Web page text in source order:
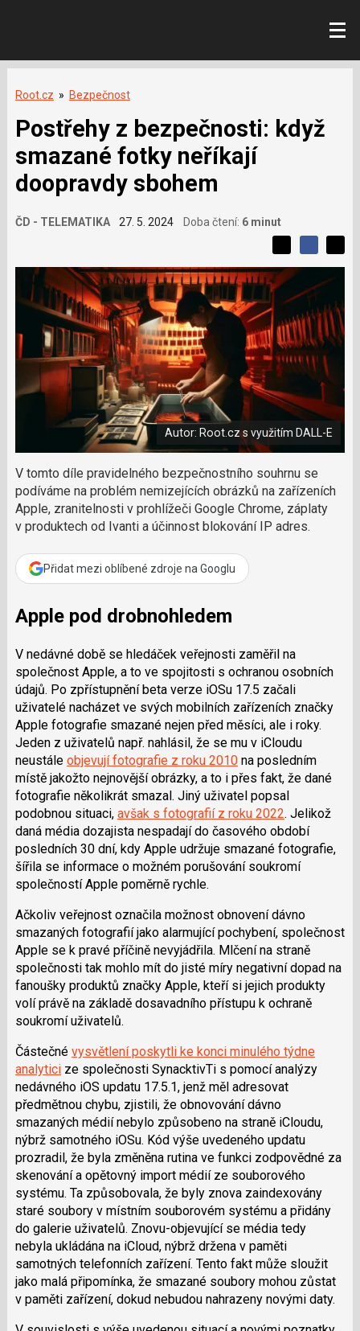
Root.cz » Bezpečnost
Postřehy z bezpečnosti: když
smazané fotky neříkají
doopravdy sbohem
ČD - TELEMATIKA 27. 5. 2024 Doba čtení: 6 minut
b
e
v
á
m
l
á
n
e
k
?
o
d
d
a
k
c
i
S
d
í
l
e
t
S
d
l
j
t
e
n
a
F
c
e
o
u
d
e
t
e
t
Autor: Root.cz s využitím DALL-E
V tomto díle pravidelného bezpečnostního souhrnu se
podíváme na problém nemizejících obrázků na zařízeních
Apple, zranitelnosti v prohlížeči Google Chrome, záplaty
v produktech od Ivanti a účinnost blokování IP adres.
Přidat mezi oblíbené zdroje na Googlu
Apple pod drobnohledem
V nedávné době se hledáček veřejnosti zaměřil na
společnost Apple, a to ve spojitosti s ochranou osobních
údajů. Po zpřístupnění beta verze iOSu 17.5 začali
uživatelé nacházet ve svých mobilních zařízeních značky
Apple fotografie smazané nejen před měsíci, ale i roky.
Jeden z uživatelů např. nahlásil, že se mu v iCloudu
neustále objevují fotografie z roku 2010na posledním
místě jakožto nejnovější obrázky, a to i přes fakt, že dané
fotografie několikrát smazal. Jiný uživatel popsal
podobnou situaci, avšak s fotografií z roku 2022. Jelikož
daná média dozajista nespadají do časového období
posledních 30 dní, kdy Apple udržuje smazané fotografie,
šířila se informace o možném porušování soukromí
společností Apple poměrně rychle.
Ačkoliv veřejnost označila možnost obnovení dávno
smazaných fotografií jako alarmující pochybení, společnost
Apple se k pravé příčině nevyjádřila. Mlčení na straně
společnosti tak mohlo mít do jisté míry negativní dopad na
fanoušky produktů značky Apple, kteří si jejich produkty
volí právě na základě dosavadního přístupu k ochraně
soukromí uživatelů.
Částečné vysvětlení poskytli ke konci minulého týdne
analyticize společnosti SynacktivTi s pomocí analýzy
nedávného iOS updatu 17.5.1, jenž měl adresovat
předmětnou chybu, zjistili, že obnovování dávno
smazaných médií nebylo způsobeno na straně iCloudu,
nýbrž samotného iOSu. Kód výše uvedeného updatu
prozradil, že byla změněna rutina ve funkci zodpovědné za
skenování a opětovný import médií ze souborového
systému. Ta způsobovala, že byly znova zaindexovány
staré soubory v místním souborovém systému a přidány
do galerie uživatelů. Znovu-objevující se média tedy
nebyla ukládána na iCloud, nýbrž držena v paměti
samotných telefonních zařízení. Tento fakt může sloužit
jako malá připomínka, že smazané soubory mohou zůstat
v paměti zařízení, dokud nebudou nahrazeny novými daty.